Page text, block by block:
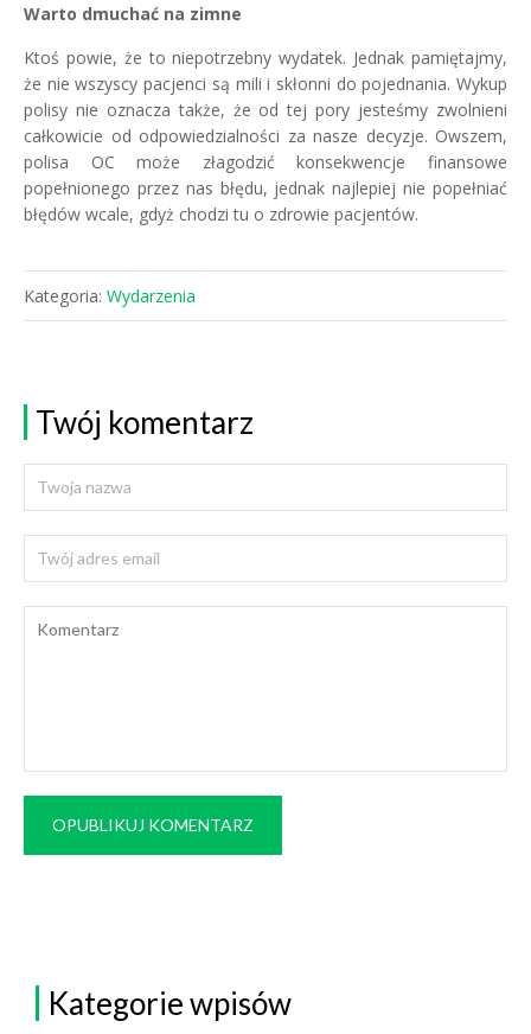
Warto dmuchać na zimne
Ktoś powie, że to niepotrzebny wydatek. Jednak pamiętajmy,
że nie wszyscy pacjenci są mili i skłonni do pojednania. Wykup
polisy nie oznacza także, że od tej pory jesteśmy zwolnieni
całkowicie od odpowiedzialności za nasze decyzje. Owszem,
polisa OC może złagodzić konsekwencje finansowe
popełnionego przez nas błędu, jednak najlepiej nie popełniać
błędów wcale, gdyż chodzi tu o zdrowie pacjentów.
Kategoria: Wydarzenia
Twój komentarz
OPUBLIKUJ KOMENTARZ
Kategorie wpisów